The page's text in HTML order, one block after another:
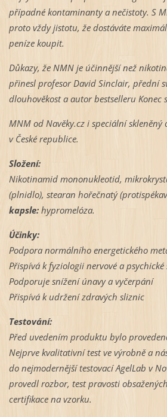
případné kontaminanty a nečistoty. S
proto vždy jistotu, že dostáváte
peníze koupit.
Důkazy, že NMN je účinnější než
přinesl profesor David Sinclair, přední
dlouhověkost a autor bestselleru Konec
MNM od Navěky.cz i speciální skleněný
v České republice.
Složení:
Nikotinamid mononukleotid,
(plnidlo), stearan hořečnatý
kapsle:hypromelóza.
Účinky:
Podpora normálního energetického
Přispívá k fyziologii nervové a psychické
Podporuje snížení únavy a vyčerpání
Přispívá k udržení zdravých sliznic
Testování:
Před uvedením produktu bylo
Nejprve kvalitativní test ve výrobně a
do nejmodernější testovací AgelLab v
provedl rozbor, test pravosti
certifikace na vzorku.